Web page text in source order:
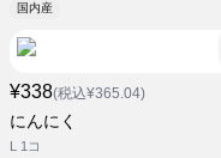
国内産
¥338(税込¥365.04)
にんにく
L 1コ